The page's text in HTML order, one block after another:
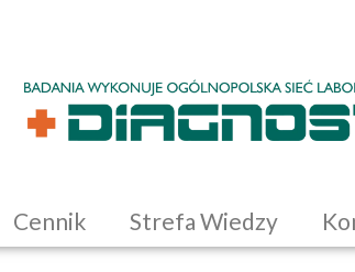
Cennik Strefa Wiedzy